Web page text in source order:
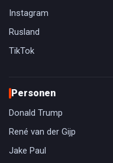
Instagram
Rusland
TikTok
Personen
Donald Trump
René van der Gijp
Jake Paul